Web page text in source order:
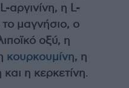
αργινίνη, η L-
το μαγνήσιο, ο
οξύ, η
κουρκουμίνη, η
η κερκετίνη.